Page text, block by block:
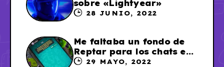
sobre «Lightyear»
28 JUNIO, 2022
Me faltaba un fondo de
Reptar para los chats en
WhatsApp, así que me lo
29 MAYO, 2022